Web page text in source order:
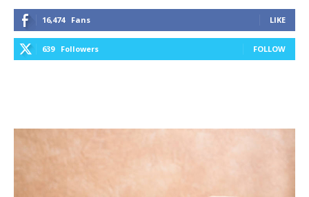
16,474 Fans LIKE
639 Followers FOLLOW